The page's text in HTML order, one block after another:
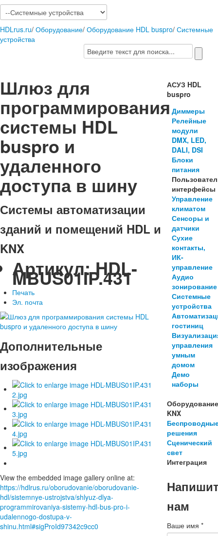
HDLrus.ru/ Оборудование/ Оборудование HDL buspro/ Системные
устройства
Шлюз для
программирования
системы HDL
buspro и
удаленного
доступа в шину
Системы автоматизации
зданий и помещений HDL и
KNX
Артикул:HDL-
MBUS01IP.431
Печать
Эл. почта
Дополнительные
изображения
View the embedded image gallery online at:
https://hdlrus.ru/oborudovanie/oborudovanie-
hdl/sistemnye-ustrojstva/shlyuz-dlya-
programmirovaniya-sistemy-hdl-bus-pro-i-
udalennogo-dostupa-v-
shinu.html#sigProId97342c9cc0
АСУЗ HDL
buspro
Диммеры
Релейные
модули
DMX, LED,
DALI, DSI
Блоки
питания
интерфейсы
Управление
климатом
Сенсоры и
датчики
Сухие
контакты,
ИК-
управление
Аудио
зонирование
Системные
устройства
гостиниц
управления
умным
домом
Демо
наборы
KNX
решения
Сценический
свет
Интеграция
нам
Ваше имя*